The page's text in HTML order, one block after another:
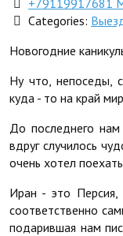
+79119917681
Categories:
Новогодние
Ну что, непоседы,
куда - то на край
До последнего
вдруг случилось
очень хотел
Иран - это Персия,
соответственно
подарившая нам